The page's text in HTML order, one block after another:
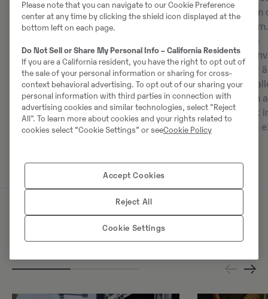
avgaser (EATS), ger hög drifttid och
lägre ägandekostnad.
lättillgängliga
CAD-modeller
enkla att
Dessutom kan
behövs för att
beställas som
Service och reservdelar
Please note that you can navigate to our Cookie Preference
center at any time by clicking the shield icon displayed at the
bottom left on each page.
Do Not Sell or Share My Personal Info – California Residents
If you are a California resident, you have the right to opt out of
the sale of your personal information or sharing for cross-
context behavioral advertising. To opt out of our sharing your
personal information with third parties in connection with
advertising cookies and similar technologies, select "Reject
All". To learn more about cookies and your rights related to
cookies select “Cookie Settings” or seeCookie Policy
Accept Cookies
Reject All
Cookie Settings